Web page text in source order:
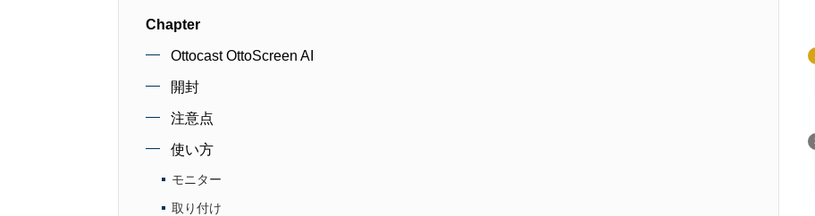
Chapter
Ottocast OttoScreen AI
開封
注意点
使い方
モニター
取り付け